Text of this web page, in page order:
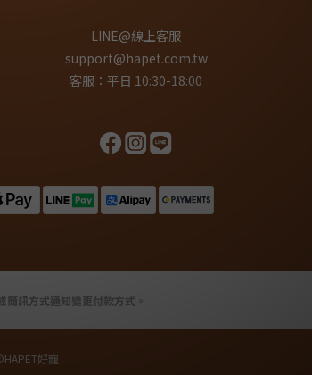
LINE@線上客服
support@hapet.com.tw
客服：平日 10:30-18:00
簡訊方式通知變更付款方式。
好寵